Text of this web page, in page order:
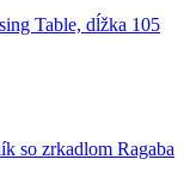
Table, dĺžka 105
so zrkadlom Ragaba